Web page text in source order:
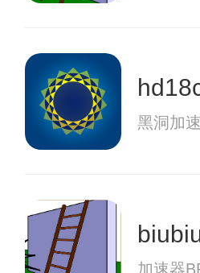
黑洞加
加速器